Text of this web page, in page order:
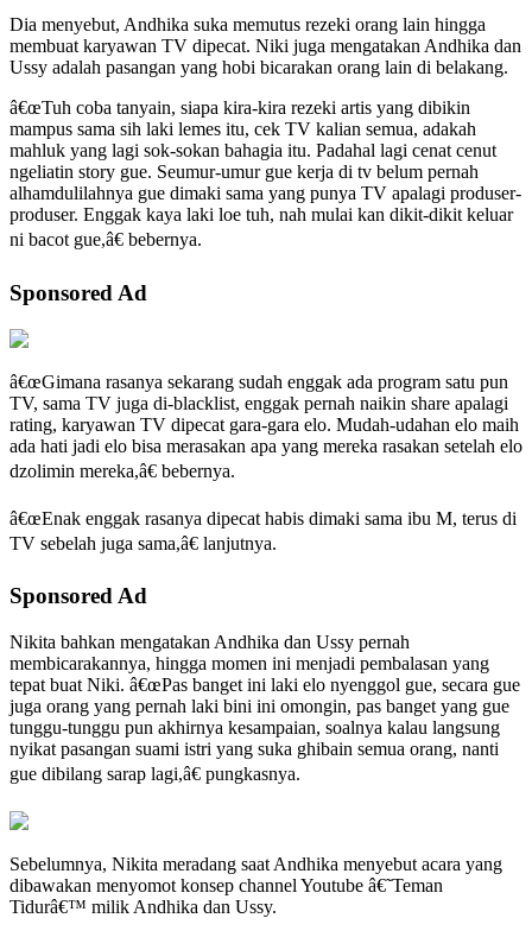
Dia menyebut, Andhika suka memutus rezeki orang lain hingga
membuat karyawan TV dipecat. Niki juga mengatakan Andhika dan
Ussy adalah pasangan yang hobi bicarakan orang lain di belakang.
â€œTuh coba tanyain, siapa kira-kira rezeki artis yang dibikin
mampus sama sih laki lemes itu, cek TV kalian semua, adakah
mahluk yang lagi sok-sokan bahagia itu. Padahal lagi cenat cenut
ngeliatin story gue. Seumur-umur gue kerja di tv belum pernah
alhamdulilahnya gue dimaki sama yang punya TV apalagi produser-
produser. Enggak kaya laki loe tuh, nah mulai kan dikit-dikit keluar
ni bacot gue,â€ bebernya.
Sponsored Ad
â€œGimana rasanya sekarang sudah enggak ada program satu pun
TV, sama TV juga di-blacklist, enggak pernah naikin share apalagi
rating, karyawan TV dipecat gara-gara elo. Mudah-udahan elo maih
ada hati jadi elo bisa merasakan apa yang mereka rasakan setelah elo
dzolimin mereka,â€ bebernya.
â€œEnak enggak rasanya dipecat habis dimaki sama ibu M, terus di
TV sebelah juga sama,â€ lanjutnya.
Sponsored Ad
Nikita bahkan mengatakan Andhika dan Ussy pernah
membicarakannya, hingga momen ini menjadi pembalasan yang
tepat buat Niki. â€œPas banget ini laki elo nyenggol gue, secara gue
juga orang yang pernah laki bini ini omongin, pas banget yang gue
tunggu-tunggu pun akhirnya kesampaian, soalnya kalau langsung
nyikat pasangan suami istri yang suka ghibain semua orang, nanti
gue dibilang sarap lagi,â€ pungkasnya.
Sebelumnya, Nikita meradang saat Andhika menyebut acara yang
dibawakan menyomot konsep channel Youtube â€˜Teman
Tidurâ€™ milik Andhika dan Ussy.